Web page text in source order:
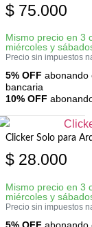
$ 75.000
Mismo precio en 3
miércoles y
Precio sin impuestos
5% OFF abonando
bancaria
10% OFF
Clicker Solo para
$ 28.000
Mismo precio en 3
miércoles y
Precio sin impuestos